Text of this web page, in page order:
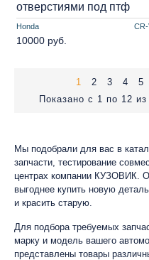
Honda
отверстиями под птф
10000 руб.
1 2 3 4 5
Показано с 1 по 12
Мы подобрали для вас в
запчасти, тестирование
центрах компании КУЗОВИК.
выгоднее купить новую
и красить старую.
Для подбора требуемых
марку и модель вашего
представлены товары